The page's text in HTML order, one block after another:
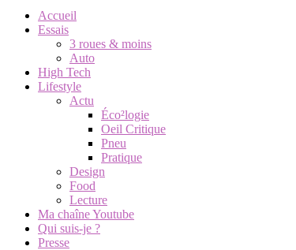
Accueil
Essais
3 roues & moins
Auto
High Tech
Lifestyle
Actu
Éco²logie
Oeil Critique
Pneu
Pratique
Design
Food
Lecture
Ma chaîne Youtube
Qui suis-je ?
Presse